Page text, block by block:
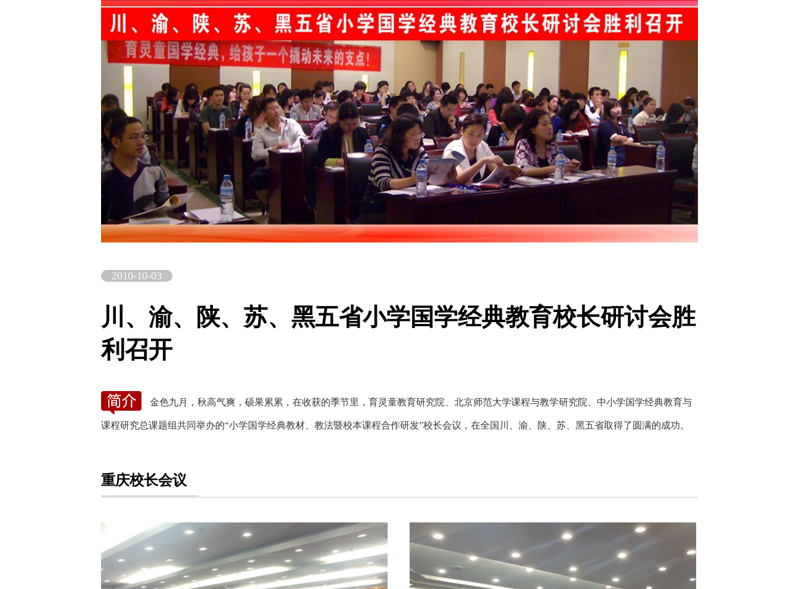
2010-10-03
川、渝、陕、苏、黑五省小学国学经典教育校长研讨会胜
利召开
金色九月，秋高气爽，硕果累累，在收获的季节里，育灵童教育研究院、北京师范大学课程与教学研究院、中小学国学经典教育与
课程研究总课题组共同举办的“小学国学经典教材、教法暨校本课程合作研发”校长会议，在全国川、渝、陕、苏、黑五省取得了圆满的成功。
重庆校长会议